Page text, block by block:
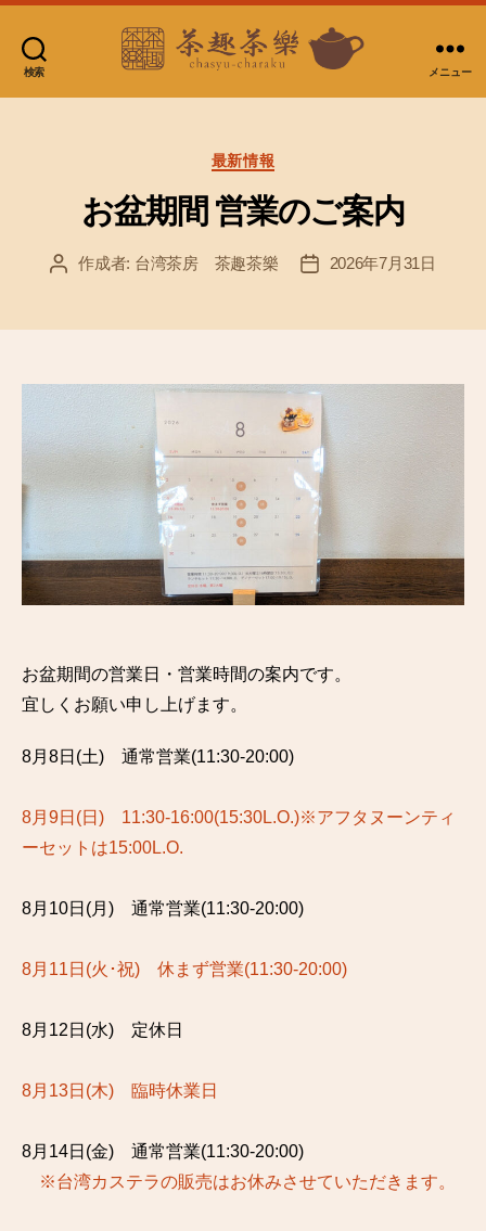
検索
茶
房
茶
趣
メニュー
カ
テ
ゴ
リ
最新情報
お盆期間 営業のご案内
投 作成者: 台湾茶房 茶趣茶樂
投
2026年7月31日
お盆期間の営業日・営業時間の案内です。
宜しくお願い申し上げます。
8月8日(土) 通常営業(11:30-20:00)
8月9日(日) 11:30-16:00(15:30L.O.)※アフタヌーンティ
ーセットは15:00L.O.
8月10日(月) 通常営業(11:30-20:00)
8月11日(火･祝) 休まず営業(11:30-20:00)
8月12日(水) 定休日
8月13日(木) 臨時休業日
8月14日(金) 通常営業(11:30-20:00)
※台湾カステラの販売はお休みさせていただきます。